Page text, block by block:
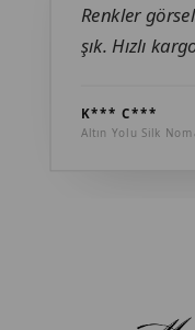
Renkler
şık. Hızlı
K*** C***
Altın Yolu Silk